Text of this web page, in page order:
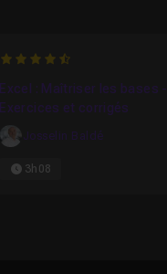
4.9375
Excel : Maîtriser les bases -
Exercices et corrigés
Josselin Baldé
3h08